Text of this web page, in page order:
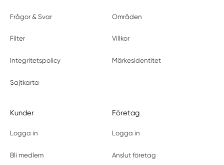
Frågor & Svar Områden
Filter Villkor
Integritetspolicy Märkesidentitet
Sajtkarta
Kunder
Logga in
Bli medlem
Företag
Logga in
Anslut företag